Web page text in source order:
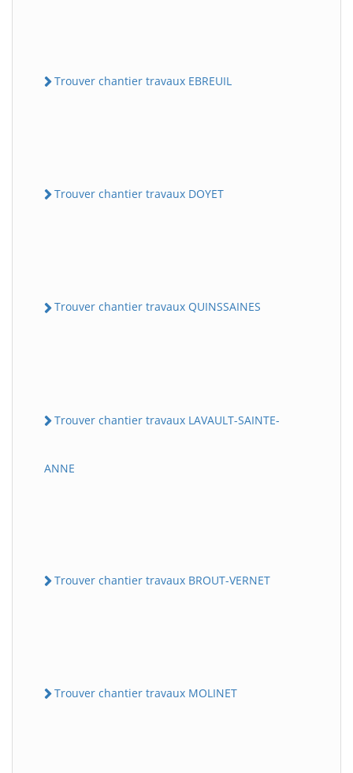
Trouver chantier travaux EBREUIL
Trouver chantier travaux DOYET
Trouver chantier travaux QUINSSAINES
Trouver chantier travaux LAVAULT-SAINTE-
ANNE
Trouver chantier travaux BROUT-VERNET
Trouver chantier travaux MOLINET